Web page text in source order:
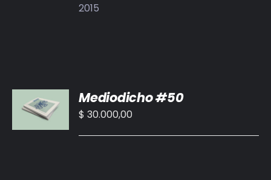
2015
AL
CARRITO
/
Mediodicho #50
$ 30.000,00